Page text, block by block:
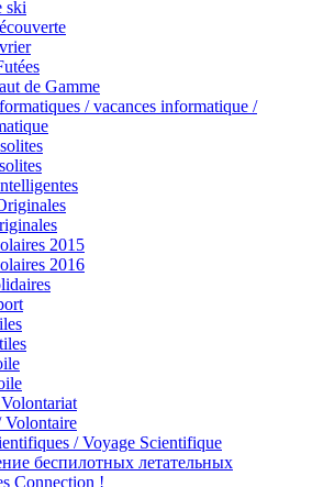
ski
de Gamme
/ vacances informatique /
2015
2016
Volontaire
/ Voyage Scientifique
беспилотных летательных
Connection !